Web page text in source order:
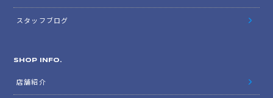
スタッフブログ
SHOP INFO.
店舗紹介